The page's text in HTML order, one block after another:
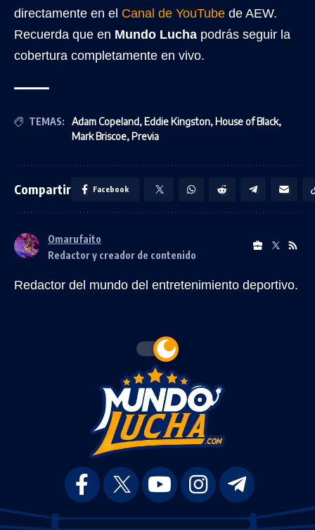
directamente en el Canal de YouTube de AEW.
Recuerda que en Mundo Lucha podrás seguir la
cobertura completamente en vivo.
TEMAS: Adam Copeland, Eddie Kingston, House of Black,
Mark Briscoe,Previa
Compartir Facebook
Omarufaito
Redactor y creador de contenido
Redactor del mundo del entretenimiento deportivo.